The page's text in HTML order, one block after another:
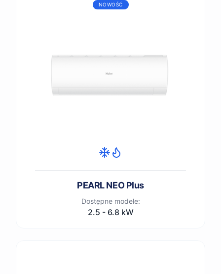
NOWOŚĆ
PEARL NEO Plus
Dostępne modele:
2.5 - 6.8 kW